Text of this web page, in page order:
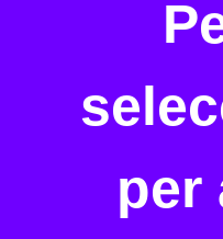
per